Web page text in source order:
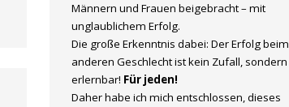
Männern und Frauen beigebracht – mit
unglaublichem Erfolg.
Die große Erkenntnis dabei: Der Erfolg beim
anderen Geschlecht ist kein Zufall, sondern
erlernbar! Für jeden!
Daher habe ich mich entschlossen, dieses